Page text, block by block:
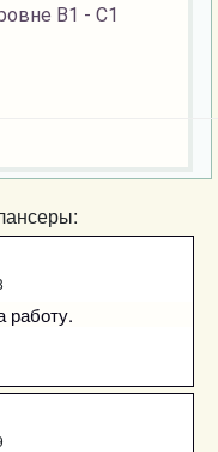
В1 - С1
работу.